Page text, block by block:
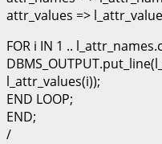
attr_values =>
FOR i IN 1 ..
l_attr_values(i));
END LOOP;
END;
/